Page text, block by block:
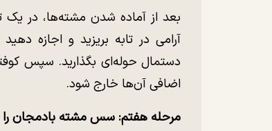
بعد از آماده شدن مشته‌ها، در یک
آرامی در تابه بریزید و اجازه
دستمال حوله‌ای بگذارید. سپس
اضافی آن‌ها خارج شود.
مرحله هفتم: سس مشته بادمجان